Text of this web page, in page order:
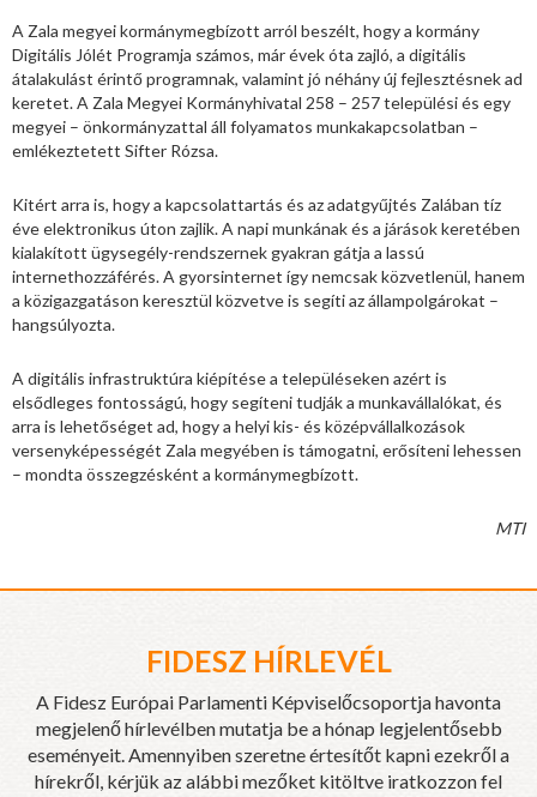
A Zala megyei kormánymegbízott arról beszélt, hogy a kormány
Digitális Jólét Programja számos, már évek óta zajló, a digitális
átalakulást érintő programnak, valamint jó néhány új fejlesztésnek ad
keretet. A Zala Megyei Kormányhivatal 258 – 257 települési és egy
megyei – önkormányzattal áll folyamatos munkakapcsolatban –
emlékeztetett Sifter Rózsa.
Kitért arra is, hogy a kapcsolattartás és az adatgyűjtés Zalában tíz
éve elektronikus úton zajlik. A napi munkának és a járások keretében
kialakított ügysegély-rendszernek gyakran gátja a lassú
internethozzáférés. A gyorsinternet így nemcsak közvetlenül, hanem
a közigazgatáson keresztül közvetve is segíti az állampolgárokat –
hangsúlyozta.
A digitális infrastruktúra kiépítése a településeken azért is
elsődleges fontosságú, hogy segíteni tudják a munkavállalókat, és
arra is lehetőséget ad, hogy a helyi kis- és középvállalkozások
versenyképességét Zala megyében is támogatni, erősíteni lehessen
– mondta összegzésként a kormánymegbízott.
MTI
FIDESZ HÍRLEVÉL
A Fidesz Európai Parlamenti Képviselőcsoportja havonta
megjelenő hírlevélben mutatja be a hónap legjelentősebb
eseményeit. Amennyiben szeretne értesítőt kapni ezekről a
hírekről, kérjük az alábbi mezőket kitöltve iratkozzon fel